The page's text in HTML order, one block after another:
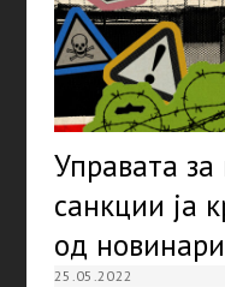
Управата
санкции ја
од новинари
25.05.2022